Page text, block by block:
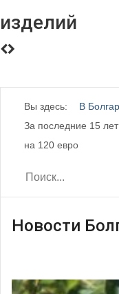
изделий
Вы здесь: В
За последние 15
на 120 евро
Новости